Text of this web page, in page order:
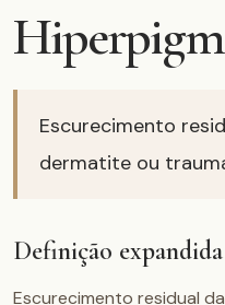
Escurecimento
dermatite ou
Definição expandida
Escurecimento residual